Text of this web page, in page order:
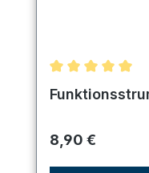
Regulärer Preis:
8,90 €